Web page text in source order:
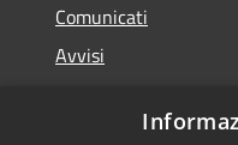
Comunicati
Avvisi
VIVERE IL COMUNE